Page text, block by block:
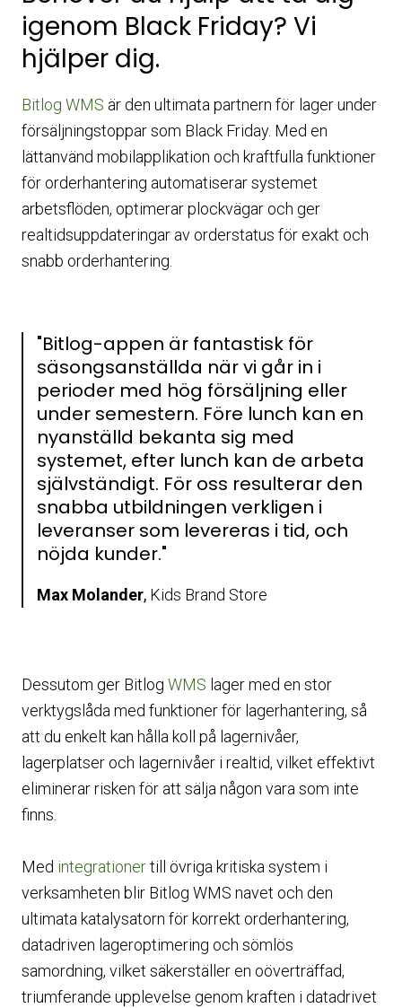
igenom Black Friday? Vi
hjälper dig.
Bitlog WMS är den ultimata partnern för lager under
försäljningstoppar som Black Friday. Med en
lättanvänd mobilapplikation och kraftfulla funktioner
för orderhantering automatiserar systemet
arbetsflöden, optimerar plockvägar och ger
realtidsuppdateringar av orderstatus för exakt och
snabb orderhantering.
"Bitlog-appen är fantastisk för
säsongsanställda när vi går in i
perioder med hög försäljning eller
under semestern. Före lunch kan en
nyanställd bekanta sig med
systemet, efter lunch kan de arbeta
självständigt. För oss resulterar den
snabba utbildningen verkligen i
leveranser som levereras i tid, och
nöjda kunder."
Max Molander, Kids Brand Store
Dessutom ger Bitlog WMS lager med en stor
verktygslåda med funktioner för lagerhantering, så
att du enkelt kan hålla koll på lagernivåer,
lagerplatser och lagernivåer i realtid, vilket effektivt
eliminerar risken för att sälja någon vara som inte
finns.
Med integrationertill övriga kritiska system i
verksamheten blir Bitlog WMS navet och den
ultimata katalysatorn för korrekt orderhantering,
datadriven lageroptimering och sömlös
samordning, vilket säkerställer en oöverträffad,
triumferande upplevelse genom kraften i datadrivet